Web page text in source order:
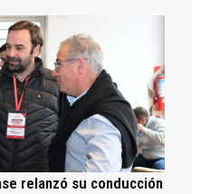
relanzó su conducción